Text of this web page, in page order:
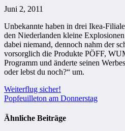
Juni 2, 2011
Unbekannte haben in drei Ikea-
den Niederlanden kleine
dabei niemand, dennoch nahm der
vorsorglich die Produkte PÖFF,
Programm und änderte seinen
oder lebst du noch?“ um.
Beitragsnavigation
Weiterflug sicher!
Popfeuilleton am Donnerstag
Ähnliche Beiträge